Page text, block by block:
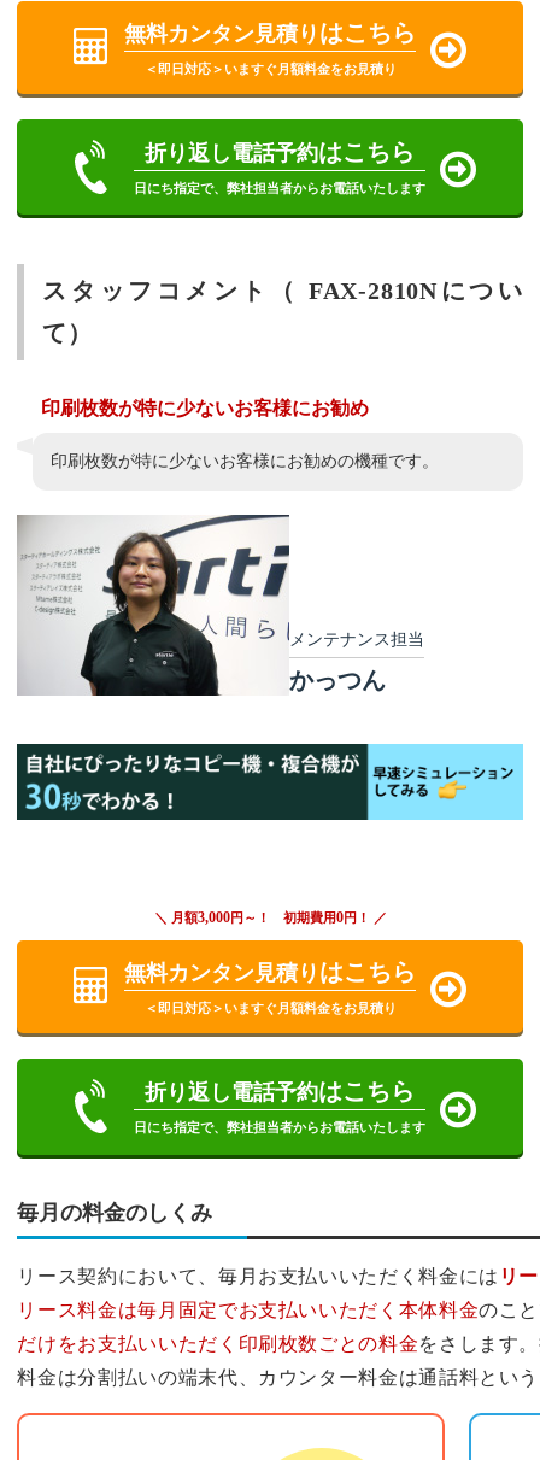
無料カンタン見積り はこちら
＜即日対応＞いますぐ月額料金をお見積り
折り返し電話予約はこちら
日にち指定で、弊社担当者からお電話いたします
スタッフコメント（ FAX-2810Nについ
て）
メンテナンス担当
かっつん
印刷枚数が特に少ないお客様にお勧め
印刷枚数が特に少ないお客様にお勧めの機種です。
＼ 月額3,000円～！ 初期費用0円！ ／
無料カンタン見積り はこちら
＜即日対応＞いますぐ月額料金をお見積り
折り返し電話予約はこちら
日にち指定で、弊社担当者からお電話いたします
毎月の料金のしくみ
リース契約において、毎月お支払いいただく料金には リ
リース料金は毎月固定でお支払いいただく本体料金のこ
だけをお支払いいただく印刷枚数ごとの料金をさします
料金は分割払いの端末代、カウンター料金は通話料とい